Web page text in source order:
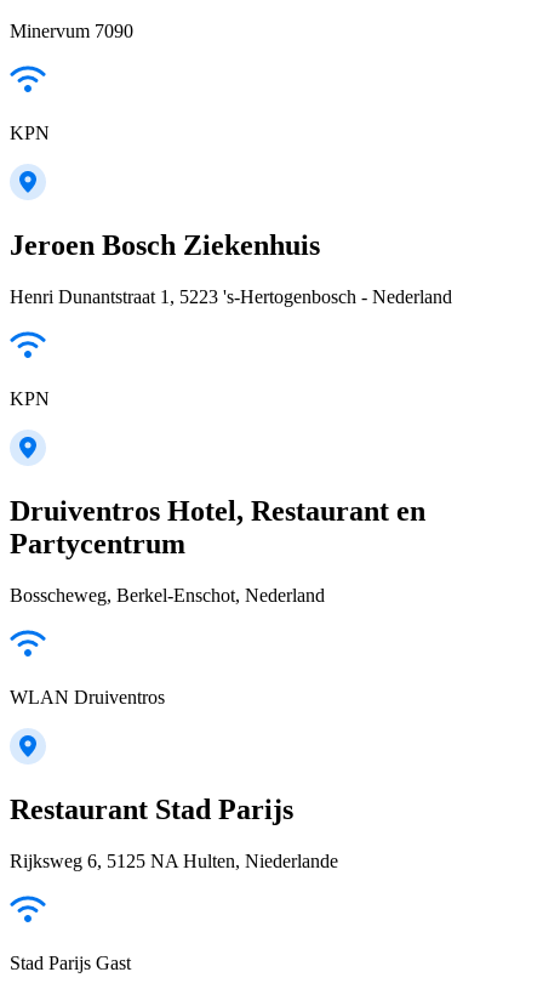
Minervum 7090
KPN
Jeroen Bosch Ziekenhuis
Henri Dunantstraat 1, 5223 's-Hertogenbosch - Nederland
KPN
Druiventros Hotel, Restaurant en
Partycentrum
Bosscheweg, Berkel-Enschot, Nederland
WLAN Druiventros
Restaurant Stad Parijs
Rijksweg 6, 5125 NA Hulten, Niederlande
Stad Parijs Gast